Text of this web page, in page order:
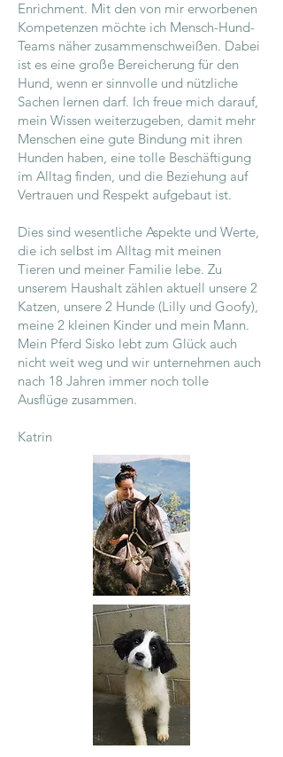
Enrichment. Mit den von mir erworbenen
Kompetenzen möchte ich Mensch-Hund-
Teams näher zusammenschweißen. Dabei
ist es eine große Bereicherung für den
Hund, wenn er sinnvolle und nützliche
Sachen lernen darf. Ich freue mich darauf,
mein Wissen weiterzugeben, damit mehr
Menschen eine gute Bindung mit ihren
Hunden haben, eine tolle Beschäftigung
im Alltag finden, und die Beziehung auf
Vertrauen und Respekt aufgebaut ist.
Dies sind wesentliche Aspekte und Werte,
die ich selbst im Alltag mit meinen
Tieren und meiner Familie lebe. Zu
unserem Haushalt zählen aktuell unsere 2
Katzen, unsere 2 Hunde (Lilly und Goofy),
meine 2 kleinen Kinder und mein Mann.
Mein Pferd Sisko lebt zum Glück auch
nicht weit weg und wir unternehmen auch
nach 18 Jahren immer noch tolle
Ausflüge zusammen.
Katrin